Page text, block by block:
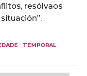
resólvaos
TEMPORAL